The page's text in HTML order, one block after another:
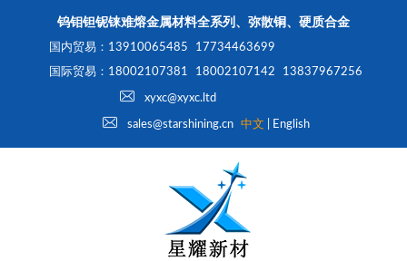
钨钼钽铌铼难熔金属材料全系列、弥散铜、硬质合金
国内贸易：13910065485
国际贸易：18002107381
17734463699
18002107142 13837967256
xyxc@xyxc.ltd
sales@starshining.cn 中文 English